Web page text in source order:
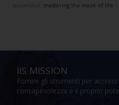
mastering the maze of life
IIS MISSION
Fornire gli strumenti per
consapevolezza e il proprio